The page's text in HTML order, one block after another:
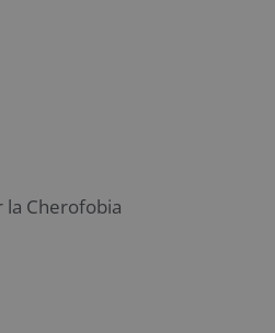
Cherofobia